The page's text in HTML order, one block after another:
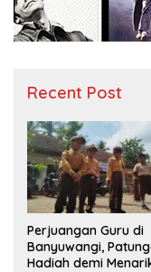
Recent Post
Perjuangan Guru di
Banyuwangi,
Hadiah demi